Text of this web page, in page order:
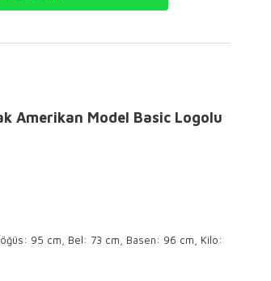
Amerikan Model Basic Logolu
95 cm, Bel: 73 cm, Basen: 96 cm, Kilo: